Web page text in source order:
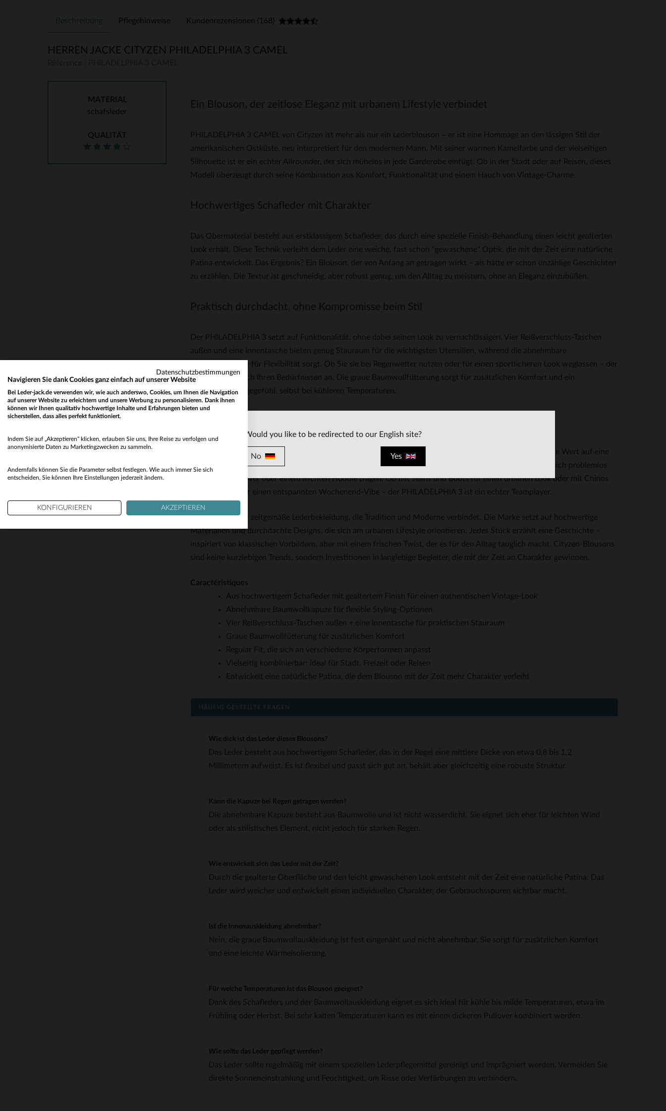
Beschreibung Pflegehinweise Kundenrezensionen (168)
HERREN JACKE CITYZEN PHILADELPHIA 3 CAMEL
MATERIAL
schafsleder
QUALITÄT
Ein Blouson, der zeitlose Eleganz mit urbanem Lifestyle verbindet
PHILADELPHIA 3 CAMEL von Cityzen ist mehr als nur ein Lederblouson – er ist eine Hommage an den lässigen Stil der
amerikanischen Ostküste, neu interpretiert für den modernen Mann. Mit seiner warmen Kamelfarbe und der vielseitigen
Silhouette ist er ein echter Allrounder, der sich mühelos in jede Garderobe einfügt. Ob in der Stadt oder auf Reisen, dieses
Modell überzeugt durch seine Kombination aus Komfort, Funktionalität und einem Hauch von Vintage-Charme.
Hochwertiges Schafleder mit Charakter
Das Obermaterial besteht aus erstklassigem Schafleder, das durch eine spezielle Finish-Behandlung einen leicht gealterten
Look erhält. Diese Technik verleiht dem Leder eine weiche, fast schon "gewaschene" Optik, die mit der Zeit eine natürliche
Patina entwickelt. Das Ergebnis? Ein Blouson, der von Anfang an getragen wirkt – als hätte er schon unzählige Geschichten
zu erzählen. Die Textur ist geschmeidig, aber robust genug, um den Alltag zu meistern, ohne an Eleganz einzubüßen.
Praktisch durchdacht, ohne Kompromisse beim Stil
Der PHILADELPHIA 3 setzt auf Funktionalität, ohne dabei seinen Look zu vernachlässigen. Vier Reißverschluss-Taschen
außen und eine Innentasche bieten genug Stauraum für die wichtigsten Utensilien, während die abnehmbare
Baumwollkapuze für Flexibilität sorgt. Ob Sie sie bei Regenwetter nutzen oder für einen sportlicheren Look weglassen – der
Blouson passt sich Ihren Bedürfnissen an. Die graue Baumwollfütterung sorgt für zusätzlichen Komfort und ein
angenehmes Tragegefühl, selbst bei kühleren Temperaturen.
Die Schnittführung ist bewusst klassisch gehalten: nicht zu eng, nicht zu weit – einfach perfekt für alle, die Wert auf eine
lässige, aber gepflegte Silhouette legen. Die Regular Fit schmeichelt den meisten Körperformen und lässt sich problemlos
über einem Pullover oder einem leichten Hoodie tragen. Ob mit Jeans und Boots für einen urbanen Look oder mit Chinos
und Sneakern für einen entspannten Wochenend-Vibe – der PHILADELPHIA 3 ist ein echter Teamplayer.
Cityzen steht für zeitgemäße Lederbekleidung, die Tradition und Moderne verbindet. Die Marke setzt auf hochwertige
Materialien und durchdachte Designs, die sich am urbanen Lifestyle orientieren. Jedes Stück erzählt eine Geschichte –
inspiriert von klassischen Vorbildern, aber mit einem frischen Twist, der es für den Alltag tauglich macht. Cityzen-Blousons
sind keine kurzlebigen Trends, sondern Investitionen in langlebige Begleiter, die mit der Zeit an Charakter gewinnen.
Caractéristiques
Aus hochwertigem Schafleder mit gealtertem Finish für einen authentischen Vintage-Look
Abnehmbare Baumwollkapuze für flexible Styling-Optionen
Vier Reißverschluss-Taschen außen + eine Innentasche für praktischen Stauraum
Graue Baumwollfütterung für zusätzlichen Komfort
Regular Fit, die sich an verschiedene Körperformen anpasst
Vielseitig kombinierbar: ideal für Stadt, Freizeit oder Reisen
Entwickelt eine natürliche Patina, die dem Blouson mit der Zeit mehr Charakter verleiht
HÄUFIG GESTELLTE FRAGEN
Wie dick ist das Leder dieses Blousons?
Das Leder besteht aus hochwertigem Schafleder, das in der Regel eine mittlere Dicke von etwa 0,8 bis 1,2
Millimetern aufweist. Es ist flexibel und passt sich gut an, behält aber gleichzeitig eine robuste Struktur.
Kann die Kapuze bei Regen getragen werden?
Die abnehmbare Kapuze besteht aus Baumwolle und ist nicht wasserdicht. Sie eignet sich eher für leichten Wind
oder als stilistisches Element, nicht jedoch für starken Regen.
Wie entwickelt sich das Leder mit der Zeit?
Durch die gealterte Oberfläche und den leicht gewaschenen Look entsteht mit der Zeit eine natürliche Patina. Das
Leder wird weicher und entwickelt einen individuellen Charakter, der Gebrauchsspuren sichtbar macht.
Ist die Innenauskleidung abnehmbar?
Nein, die graue Baumwollauskleidung ist fest eingenäht und nicht abnehmbar. Sie sorgt für zusätzlichen Komfort
und eine leichte Wärmeisolierung.
Für welche Temperaturen ist das Blouson geeignet?
Dank des Schafleders und der Baumwollauskleidung eignet es sich ideal für kühle bis milde Temperaturen, etwa im
Frühling oder Herbst. Bei sehr kalten Temperaturen kann es mit einem dickeren Pullover kombiniert werden.
Wie sollte das Leder gepflegt werden?
Das Leder sollte regelmäßig mit einem speziellen Lederpflegemittel gereinigt und imprägniert werden. Vermeiden Sie
direkte Sonneneinstrahlung und Feuchtigkeit, um Risse oder Verfärbungen zu verhindern.
Would you like to be redirected to our English site?
No Yes
Datenschutzbestimmungen
Navigieren Sie dank Cookies ganz einfach auf unserer Website
Bei Leder-jack.de verwenden wir, wie auch anderswo, Cookies, um Ihnen die Navigation
auf unserer Website zu erleichtern und unsere Werbung zu personalisieren. Dank ihnen
können wir Ihnen qualitativ hochwertige Inhalte und Erfahrungen bieten und
sicherstellen, dass alles perfekt funktioniert.
Indem Sie auf „Akzeptieren“ klicken, erlauben Sie uns, Ihre Reise zu verfolgen und
anonymisierte Daten zu Marketingzwecken zu sammeln.
Andernfalls können Sie die Parameter selbst festlegen. Wie auch immer Sie sich
entscheiden, Sie können Ihre Einstellungen jederzeit ändern.
KONFIGURIEREN AKZEPTIEREN